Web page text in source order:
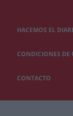
HACEMOS EL
CONDICIONES DE
CONTACTO